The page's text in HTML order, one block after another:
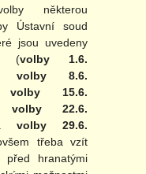
některou
Ústavní soud
jsou uvedeny
(volby 1.6.
volby 8.6.
volby 15.6.
volby 22.6.
avolby 29.6.
třeba vzít
hranatými